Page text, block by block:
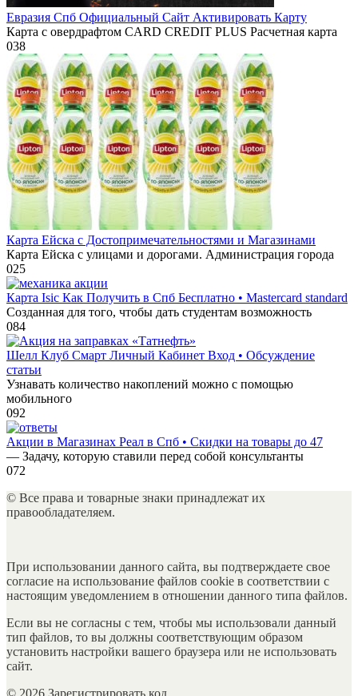
Евразия Спб Официальный Сайт Активировать Карту
Карта с овердрафтом CARD CREDIT PLUS Расчетная карта
038
Карта Ейска с Достопримечательностями и Магазинами
Карта Ейска с улицами и дорогами. Администрация города
025
Карта Isic Как Получить в Спб Бесплатно • Mastercard standard
Созданная для того, чтобы дать студентам возможность
084
Шелл Клуб Смарт Личный Кабинет Вход • Обсуждение
статьи
Узнавать количество накоплений можно с помощью
мобильного
092
Акции в Магазинах Реал в Спб • Скидки на товары до 47
— Задачу, которую ставили перед собой консультанты
072
© Все права и товарные знаки принадлежат их
правообладателяем.
При использовании данного сайта, вы подтверждаете свое
согласие на использование файлов cookie в соответствии с
настоящим уведомлением в отношении данного типа файлов.
Если вы не согласны с тем, чтобы мы использовали данный
тип файлов, то вы должны соответствующим образом
установить настройки вашего браузера или не использовать
сайт.
© 2026 Зарегистрировать код